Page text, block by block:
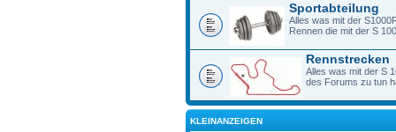
Sportabteilung
Alles was mit der
Rennen die mit der S
Rennstrecken
Alles was mit der S
des Forums zu tun
KLEINANZEIGEN